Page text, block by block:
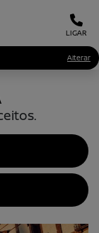
LIGAR
Alterar